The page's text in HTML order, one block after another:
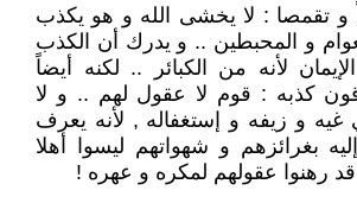
و تقمصا : لا يخشى الله و هو يكذب
و المحبطين .. و يدرك أن الكذب
لأنه من الكبائر .. لكنه أيضاً
كذبه : قوم لا عقول لهم .. و لا
غيه و زيفه و إستغفاله , لأنه يعرف
بغرائزهم و شهواتهم ليسوا أهلا
قد رهنوا عقولهم لمكره و عهره !